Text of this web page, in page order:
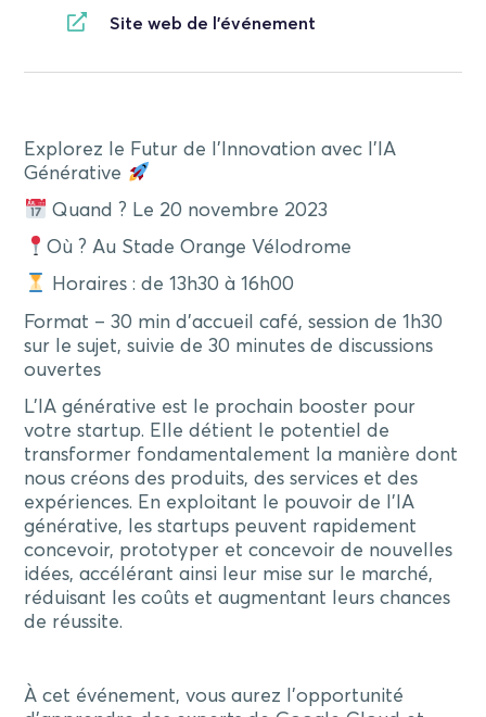
Site web de l'événement
Explorez le Futur de l’Innovation avec l’IA
Générative
Quand ? Le 20 novembre 2023
Où ? Au Stade Orange Vélodrome
Horaires : de 13h30 à 16h00
Format – 30 min d’accueil café, session de 1h30
sur le sujet, suivie de 30 minutes de discussions
ouvertes
L’IA générative est le prochain booster pour
votre startup. Elle détient le potentiel de
transformer fondamentalement la manière dont
nous créons des produits, des services et des
expériences. En exploitant le pouvoir de l’IA
générative, les startups peuvent rapidement
concevoir, prototyper et concevoir de nouvelles
idées, accélérant ainsi leur mise sur le marché,
réduisant les coûts et augmentant leurs chances
de réussite.
À cet événement, vous aurez l’opportunité